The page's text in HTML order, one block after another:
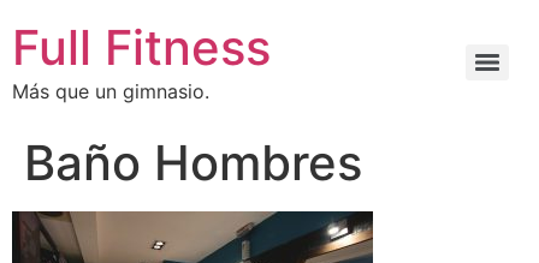
Full Fitness
Más que un gimnasio.
Baño Hombres